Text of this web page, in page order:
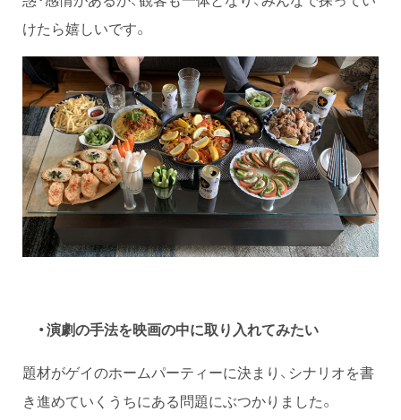
けたら嬉しいです。
・演劇の手法を映画の中に取り入れてみたい
題材がゲイのホームパーティーに決まり、シナリオを書
き進めていくうちにある問題にぶつかりました。